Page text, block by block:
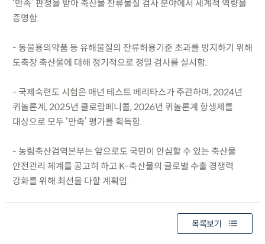
‘만족’ 판정을 받아 축산물 잔류물질 검사 분야에서 세계적 역량을
증명함.
- 동물용의약품 등 유해물질의 잔류허용기준 초과를 방지하기 위해
도축장 축산물에 대해 정기적으로 정밀 검사를 실시함.
- 국제숙련도 시험은 매년 테스트 베리타스가 주관하며, 2024년
퀴놀론계, 2025년 클로람페니콜, 2026년 퀴놀론계 항생제를
대상으로 모두 ‘만족’ 평가를 획득함.
- 농림축산검역본부는 앞으로도 국민이 안심할 수 있는 축산물
안전관리 체계를 공고히 하고 K-축산물의 글로벌 수출 경쟁력
강화를 위해 최선을 다할 계획임.
목록보기